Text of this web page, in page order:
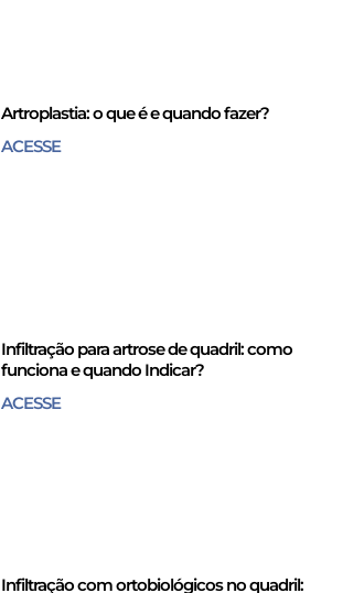
Artroplastia: o que é e quando fazer?
ACESSE
Infiltração para artrose de quadril: como
funciona e quando Indicar?
ACESSE
Infiltração com ortobiológicos no quadril: